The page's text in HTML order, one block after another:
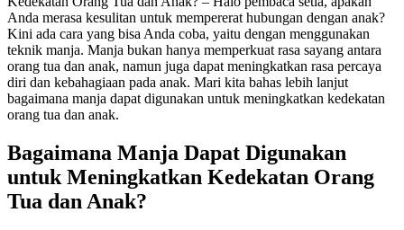
Anda merasa kesulitan untuk mempererat hubungan dengan anak?
Kini ada cara yang bisa Anda coba, yaitu dengan menggunakan
teknik manja. Manja bukan hanya memperkuat rasa sayang antara
orang tua dan anak, namun juga dapat meningkatkan rasa percaya
diri dan kebahagiaan pada anak. Mari kita bahas lebih lanjut
bagaimana manja dapat digunakan untuk meningkatkan kedekatan
orang tua dan anak.
Bagaimana Manja Dapat Digunakan
untuk Meningkatkan Kedekatan Orang
Tua dan Anak?